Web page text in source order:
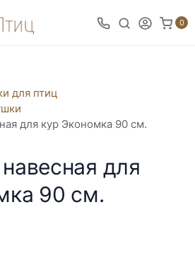
0
для птиц
для кур Экономка 90 см.
для
90 см.